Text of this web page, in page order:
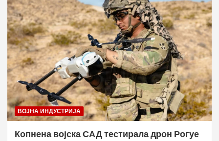
ВОЈНА ИНДУСТРИЈА
Копнена војска САД тестирала дрон Рогуе